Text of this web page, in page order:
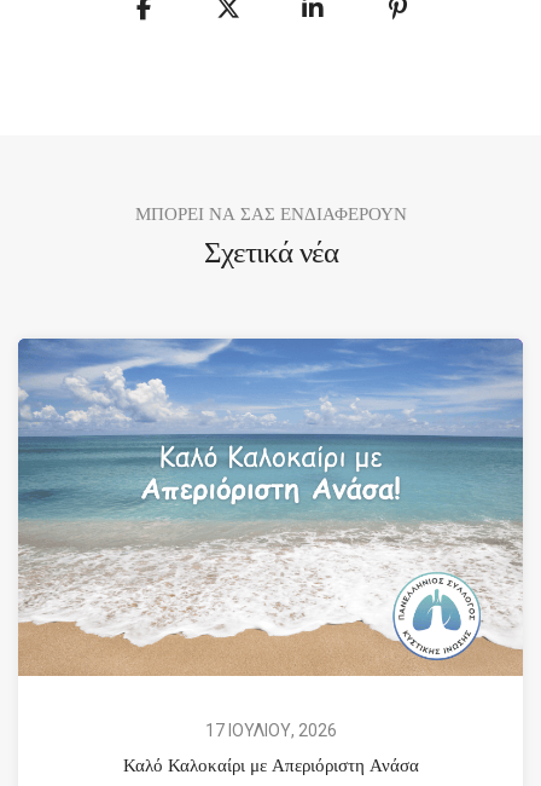
ΜΠΟΡΕΙ ΝΑ ΣΑΣ ΕΝΔΙΑΦΕΡΟΥΝ
Σχετικά νέα
17 ΙΟΥΛΙΟΥ, 2026
Καλό Καλοκαίρι με Απεριόριστη Ανάσα